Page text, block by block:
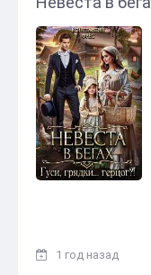
1 год назад